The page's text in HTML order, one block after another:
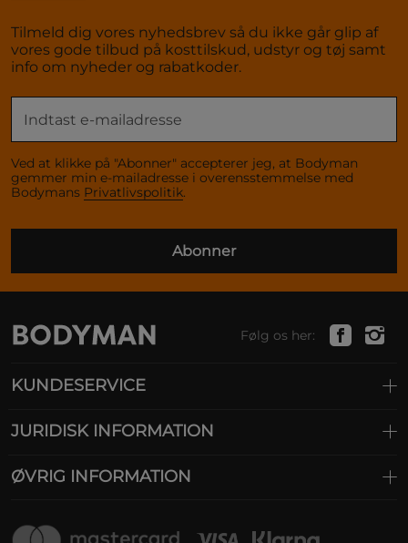
Tilmeld dig vores nyhedsbrev så du ikke går glip af
vores gode tilbud på kosttilskud, udstyr og tøj samt
info om nyheder og rabatkoder.
Ved at klikke på "Abonner" accepterer jeg, at Bodyman
gemmer min e-mailadresse i overensstemmelse med
Bodymans Privatlivspolitik.
Abonner
Følg os her:
KUNDESERVICE
JURIDISK INFORMATION
ØVRIG INFORMATION